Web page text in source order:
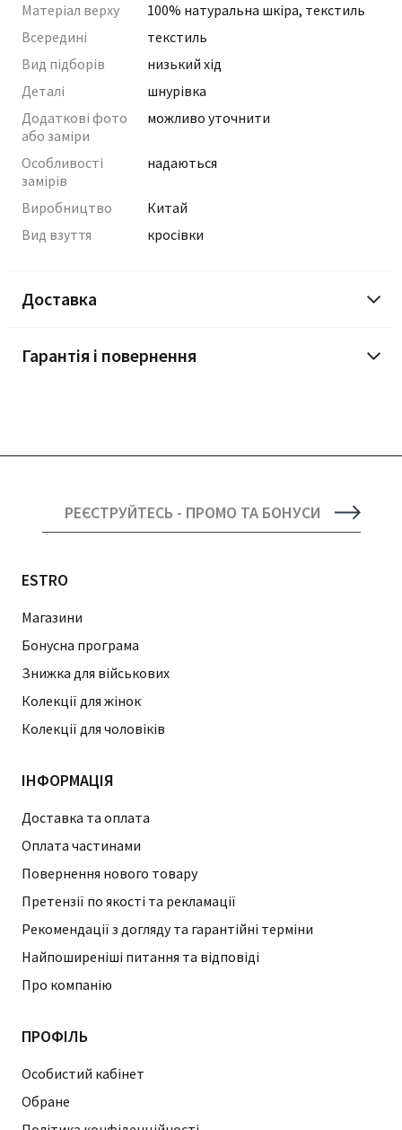
Матеріал верху
100% натуральна шкіра, текстиль
Всередині
текстиль
Вид підборів
низький хід
Деталі
шнурівка
Додаткові фото
або заміри
можливо уточнити
Особливості
замірів
надаються
Виробництво
Китай
Вид взуття
кросівки
Доставка
Гарантія і повернення
РЕЄСТРУЙТЕСЬ - ПРОМО ТА БОНУСИ
ESTRO
Магазини
Бонусна програма
Знижка для військових
Колекції для жінок
Колекції для чоловіків
ІНФОРМАЦІЯ
Доставка та оплата
Оплата частинами
Повернення нового товару
Претензії по якості та рекламації
Рекомендації з догляду та гарантійні терміни
Найпоширеніші питання та відповіді
Про компанію
ПРОФІЛЬ
Особистий кабінет
Обране